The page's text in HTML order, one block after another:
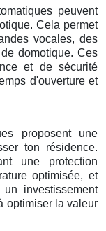
peuvent
Cela permet
vocales, des
domotique. Ces
et de sécurité
d'ouverture et
proposent une
ton résidence.
une protection
optimisée, et
investissement
optimiser la valeur